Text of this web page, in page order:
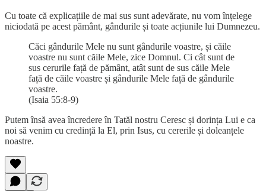
Cu toate că explicațiile de mai sus sunt adevărate, nu vom înțelege
niciodată pe acest pământ, gândurile și toate acțiunile lui Dumnezeu.
Căci gândurile Mele nu sunt gândurile voastre, și căile
voastre nu sunt căile Mele, zice Domnul. Ci cât sunt de
sus cerurile față de pământ, atât sunt de sus căile Mele
față de căile voastre și gândurile Mele față de gândurile
voastre.
(Isaia 55:8-9)
Putem însă avea încredere în Tatăl nostru Ceresc și dorința Lui e ca
noi să venim cu credință la El, prin Isus, cu cererile și doleanțele
noastre.